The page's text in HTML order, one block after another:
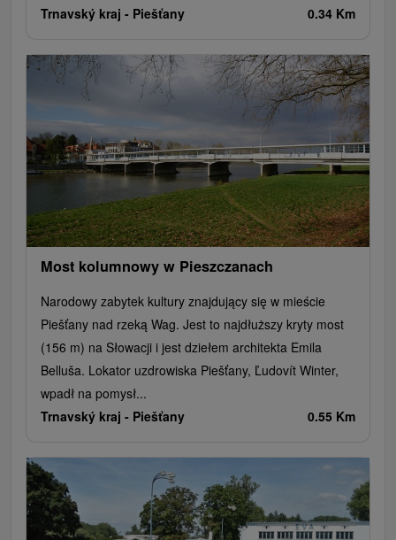
Trnavský kraj - Piešťany 0.34 Km
Most kolumnowy w Pieszczanach
Narodowy zabytek kultury znajdujący się w mieście
Piešťany nad rzeką Wag. Jest to najdłuższy kryty most
(156 m) na Słowacji i jest dziełem architekta Emila
Belluša. Lokator uzdrowiska Piešťany, Ľudovít Winter,
wpadł na pomysł...
Trnavský kraj - Piešťany 0.55 Km